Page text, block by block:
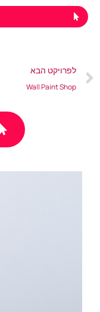
לפרויקט הבא
Wall Paint Shop